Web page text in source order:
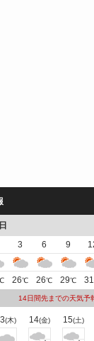
3 6 9
26℃ 26℃ 29℃ 31
14日間先までの天気予
(木) 14(金) 15(土)